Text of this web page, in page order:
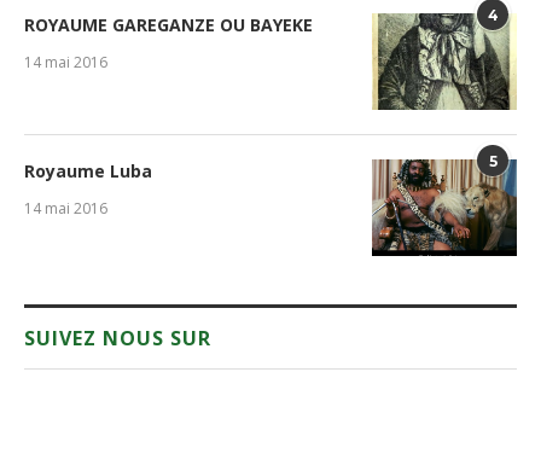
4
ROYAUME GAREGANZE OU BAYEKE
14 mai 2016
5
Royaume Luba
14 mai 2016
SUIVEZ NOUS SUR